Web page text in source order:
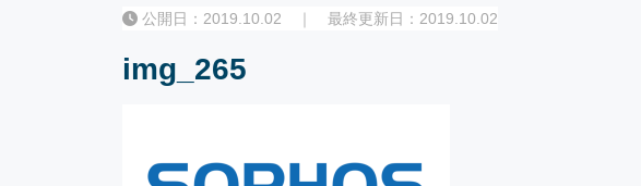
公開日：2019.10.02 ｜ 最終更新日：2019.10.02
img_265